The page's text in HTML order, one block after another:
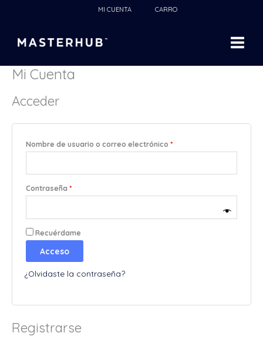
MI CUENTA CARRO
Mi Cuenta
Acceder
Nombre de usuario o correo electrónico *
Obligatorio
Contraseña *
Obligatorio
Recuérdame
Acceso
¿Olvidaste la contraseña?
Registrarse
Obligatorio
Obligatorio